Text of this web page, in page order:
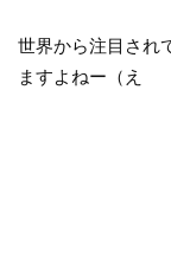
世界から注目され
ますよねー（え